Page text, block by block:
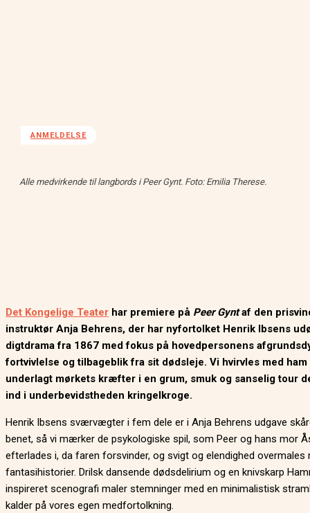
ANMELDELSE
Alle medvirkende til langbords i Peer Gynt. Foto: Emilia Therese.
Det Kongelige Teater har premiere på Peer Gyntaf den
instruktør Anja Behrens, der har nyfortolket Henrik Ibsens
digtdrama fra 1867 med fokus på hovedpersonens
fortvivlelse og tilbageblik fra sit dødsleje. Vi hvirvles med ham
underlagt mørkets kræfter i en grum, smuk og sanselig tour
ind i underbevidstheden kringelkroge.
Henrik Ibsens sværvægter i fem dele er i Anja Behrens udgave
benet, så vi mærker de psykologiske spil, som Peer og hans mor
efterlades i, da faren forsvinder, og svigt og elendighed overmales
fantasihistorier. Drilsk dansende dødsdelirium og en knivskarp
inspireret scenografi maler stemninger med en minimalistisk
kalder på vores egen medfortolkning.